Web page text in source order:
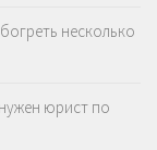
несколько
юрист по